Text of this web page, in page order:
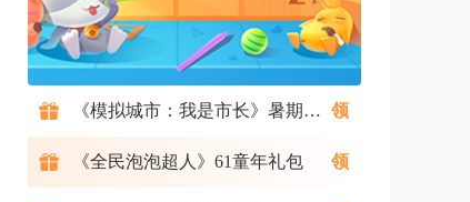
《模拟城市：我是市长》暑期礼包
《全民泡泡超人》61童年礼包